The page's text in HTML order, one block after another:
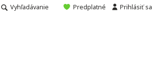
Vyhľadávanie Predplatné Prihlásiť sa